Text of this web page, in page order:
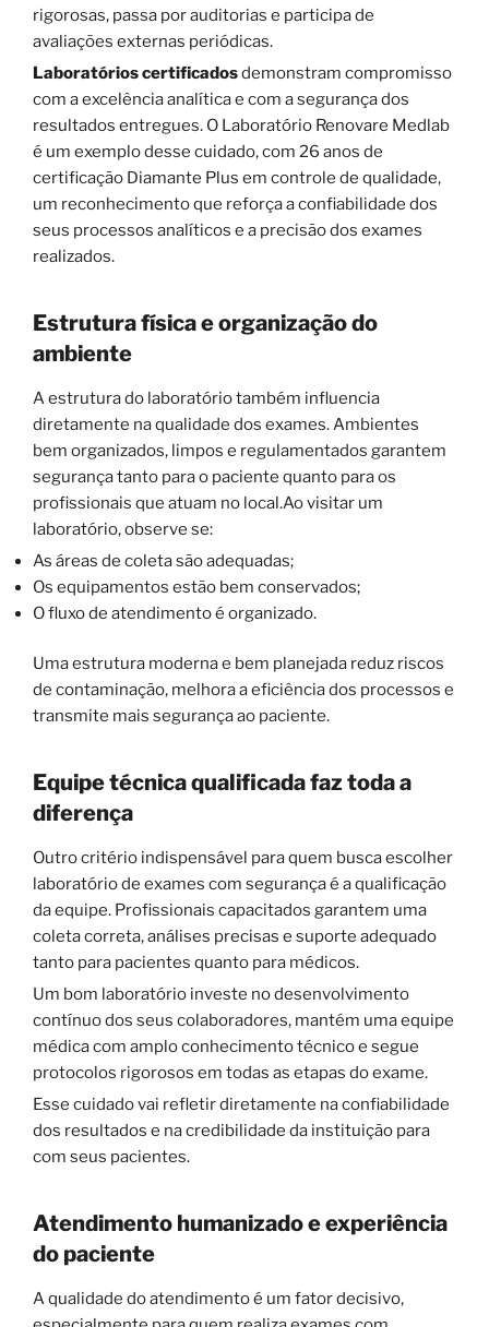
rigorosas, passa por auditorias e participa de
avaliações externas periódicas.
Laboratórios certificadosdemonstram compromisso
com a excelência analítica e com a segurança dos
resultados entregues. O Laboratório Renovare Medlab
é um exemplo desse cuidado, com 26 anos de
certificação Diamante Plus em controle de qualidade,
um reconhecimento que reforça a confiabilidade dos
seus processos analíticos e a precisão dos exames
realizados.
Estrutura física e organização do
ambiente
A estrutura do laboratório também influencia
diretamente na qualidade dos exames. Ambientes
bem organizados, limpos e regulamentados garantem
segurança tanto para o paciente quanto para os
profissionais que atuam no local.Ao visitar um
laboratório, observe se:
As áreas de coleta são adequadas;
Os equipamentos estão bem conservados;
O fluxo de atendimento é organizado.
Uma estrutura moderna e bem planejada reduz riscos
de contaminação, melhora a eficiência dos processos e
transmite mais segurança ao paciente.
Equipe técnica qualificada faz toda a
diferença
Outro critério indispensável para quem busca escolher
laboratório de exames com segurança é a qualificação
da equipe. Profissionais capacitados garantem uma
coleta correta, análises precisas e suporte adequado
tanto para pacientes quanto para médicos.
Um bom laboratório investe no desenvolvimento
contínuo dos seus colaboradores, mantém uma equipe
médica com amplo conhecimento técnico e segue
protocolos rigorosos em todas as etapas do exame.
Esse cuidado vai refletir diretamente na confiabilidade
dos resultados e na credibilidade da instituição para
com seus pacientes.
Atendimento humanizado e experiência
do paciente
A qualidade do atendimento é um fator decisivo,